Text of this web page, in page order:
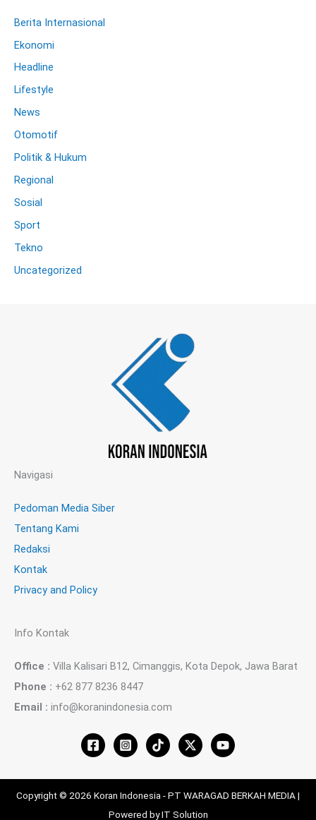
Berita Internasional
Ekonomi
Headline
Lifestyle
News
Otomotif
Politik & Hukum
Regional
Sosial
Sport
Tekno
Uncategorized
Navigasi
Pedoman Media Siber
Tentang Kami
Redaksi
Kontak
Privacy and Policy
Info Kontak
Office : Villa Kalisari B12, Cimanggis, Kota Depok, Jawa Barat
Phone : +62 877 8236 8447
Email : info@koranindonesia.com
Copyright © 2026 Koran Indonesia - PT WARAGAD BERKAH MEDIA |
Powered by IT Solution